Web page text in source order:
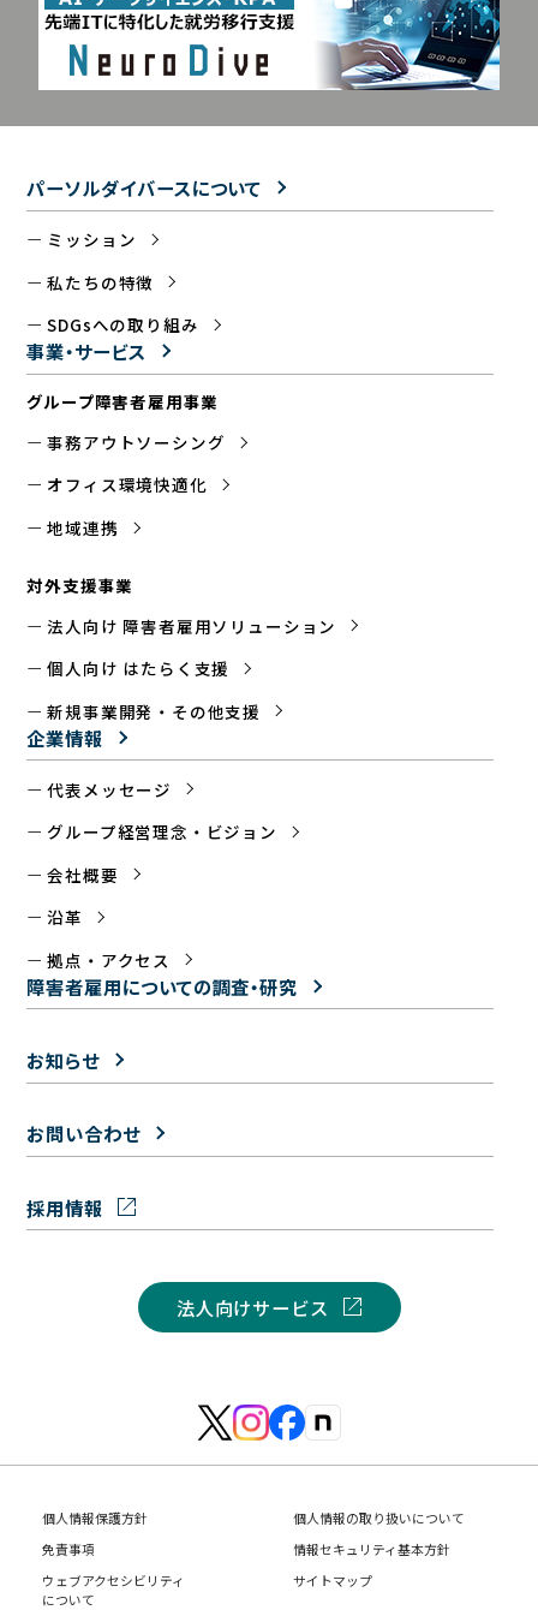
パーソルダイバースについて
ミッション
私たちの特徴
SDGsへの取り組み
事業・サービス
グループ障害者雇用事業
事務アウトソーシング
オフィス環境快適化
地域連携
対外支援事業
法人向け 障害者雇用ソリューション
個人向け はたらく支援
新規事業開発・その他支援
企業情報
代表メッセージ
グループ経営理念・ビジョン
会社概要
沿革
拠点・アクセス
障害者雇用についての調査・研究
お知らせ
お問い合わせ
採用情報
法人向けサービス
個人情報保護方針
個人情報の取り扱いについて
免責事項
情報セキュリティ基本方針
ウェブアクセシビリティ
について
サイトマップ